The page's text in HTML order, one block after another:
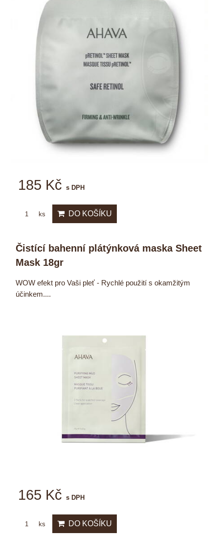
185 Kč s DPH
ks DO KOŠÍKU
Čistící bahenní plátýnková maska Sheet
Mask 18gr
WOW efekt pro Vaši pleť - Rychlé použití s okamžitým
účinkem....
165 Kč s DPH
ks DO KOŠÍKU